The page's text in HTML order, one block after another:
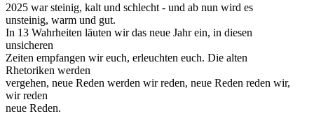
2025 war steinig, kalt und schlecht - und ab nun wird es
unsteinig, warm und gut.
In 13 Wahrheiten läuten wir das neue Jahr ein, in diesen
unsicheren
Zeiten empfangen wir euch, erleuchten euch. Die alten
Rhetoriken werden
vergehen, neue Reden werden wir reden, neue Reden reden wir,
wir reden
neue Reden.